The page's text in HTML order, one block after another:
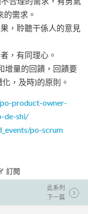
需求。
，聆聽干係人的意見
，有同理心。
增量的回饋，回饋要
，及時)的原則。
product-owner-
de-shi/
po-scrum
訂閱
此系列
下一篇